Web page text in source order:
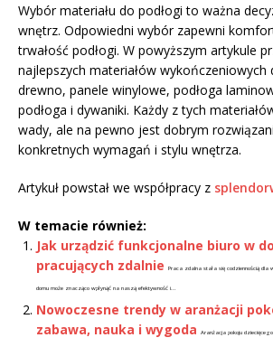
Wybór materiału do podłogi to ważna
wnętrz. Odpowiedni wybór zapewni
trwałość podłogi. W powyższym artykule
najlepszych materiałów wykończeniowych
drewno, panele winylowe, podłoga
podłoga i dywaniki. Każdy z tych
wady, ale na pewno jest dobrym
konkretnych wymagań i stylu wnętrza.
Artykuł powstał we współpracy z
W temacie również:
Jak urządzić funkcjonalne biuro w
pracujących zdalnie
Praca zdalna stała się codziennością dla
domu może znacząco wpłynąć na naszą efektywność i...
Nowoczesne trendy w aranżacji
zabawa, nauka i wygoda
Aranżacja pokoju